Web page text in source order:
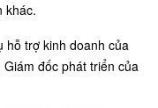
khác.
hỗ trợ kinh doanh của
đốc phát triển của